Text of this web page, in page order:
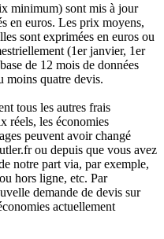
minimum) sont mis à jour
en euros. Les prix moyens,
sont exprimées en euros ou
(1er janvier, 1er
de 12 mois de données
moins quatre devis.
tous les autres frais
réels, les économies
peuvent avoir changé
ou depuis que vous avez
notre part via, par exemple,
hors ligne, etc. Par
demande de devis sur
actuellement